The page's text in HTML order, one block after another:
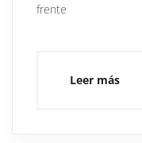
frente
Leer más